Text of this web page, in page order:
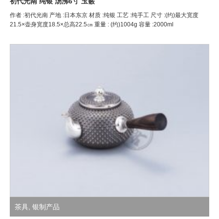
作者 :初代光南 产地 :日本东京 材质 :纯银 工艺 :纯手工 尺寸 :(约)最大宽度
21.5×壶身宽度18.5×总高22.5㎝ 重量 : (约)1004g 容量 :2000ml
茶具 银制产品